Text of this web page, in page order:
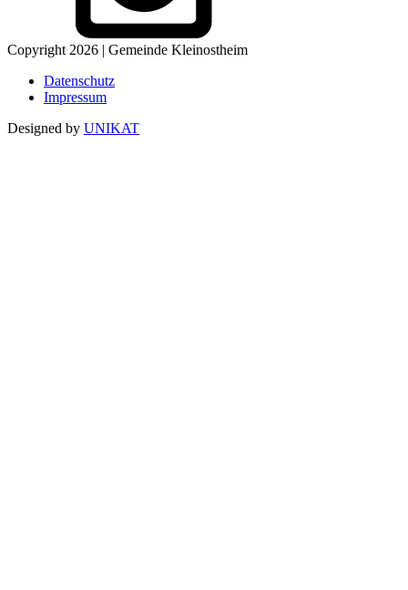
Copyright 2026 | Gemeinde Kleinostheim
Datenschutz
Impressum
Designed by UNIKAT